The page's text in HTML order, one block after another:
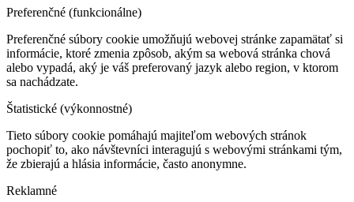
Preferenčné (funkcionálne)
Preferenčné súbory cookie umožňujú webovej stránke zapamätať si
informácie, ktoré zmenia zpôsob, akým sa webová stránka chová
alebo vypadá, aký je váš preferovaný jazyk alebo region, v ktorom
sa nachádzate.
Štatistické (výkonnostné)
Tieto súbory cookie pomáhajú majiteľom webových stránok
pochopiť to, ako návštevníci interagujú s webovými stránkami tým,
že zbierajú a hlásia informácie, často anonymne.
Reklamné